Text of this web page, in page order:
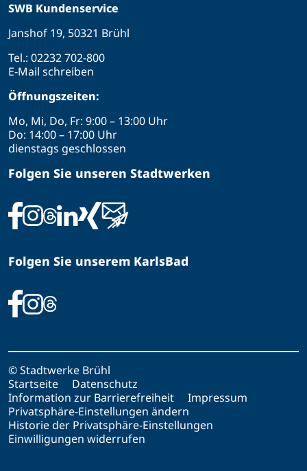
SWB Kundenservice
Janshof 19, 50321 Brühl
Tel.: 02232 702-800
E-Mail schreiben
Öffnungszeiten:
Mo, Mi, Do, Fr: 9:00 – 13:00 Uhr
Do: 14:00 – 17:00 Uhr
dienstags geschlossen
Folgen Sie unseren Stadtwerken
Folgen Sie unserem KarlsBad
© Stadtwerke Brühl
Startseite
Datenschutz
Information zur Barrierefreiheit
Impressum
Privatsphäre-Einstellungen ändern
Historie der Privatsphäre-Einstellungen
Einwilligungen widerrufen